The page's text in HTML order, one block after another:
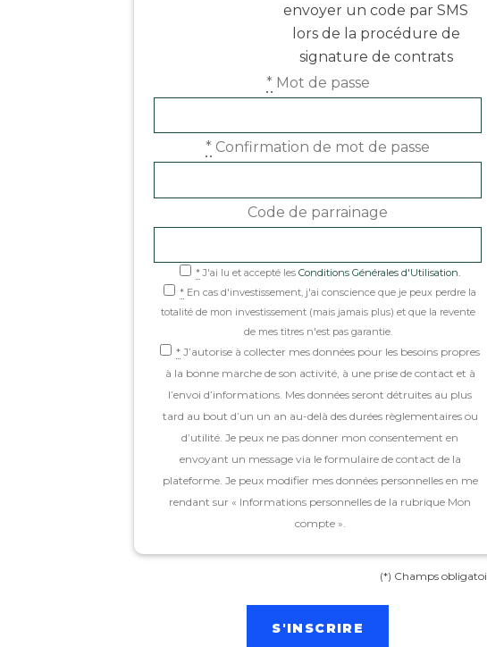
envoyer un code par SMS
lors de la procédure de
signature de contrats
* Mot de passe
* Confirmation de mot de passe
Code de parrainage
you
human,
ignore
field
*J'ai lu et accepté lesConditions Générales d'Utilisation.
* En cas d'investissement, j'ai conscience que je peux perdre la
totalité de mon investissement (mais jamais plus) et que la revente
de mes titres n'est pas garantie.
* J’autorise à collecter mes données pour les besoins propres
à la bonne marche de son activité, à une prise de contact et à
l’envoi d’informations. Mes données seront détruites au plus
tard au bout d’un un an au-delà des durées règlementaires ou
d’utilité. Je peux ne pas donner mon consentement en
envoyant un message via le formulaire de contact de la
plateforme. Je peux modifier mes données personnelles en me
rendant sur « Informations personnelles de la rubrique Mon
compte ».
(*) Champs